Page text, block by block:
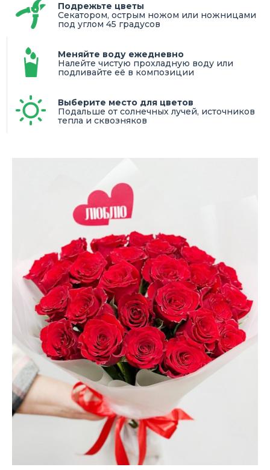
Подрежьте цветы
Секатором, острым ножом или ножницами
под углом 45 градусов
Меняйте воду ежедневно
Налейте чистую прохладную воду или
подливайте её в композиции
Выберите место для цветов
Подальше от солнечных лучей, источников
тепла и сквозняков